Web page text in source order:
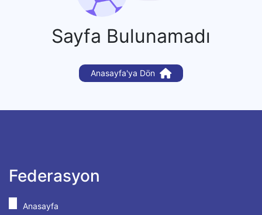
Sayfa Bulunamadı
Anasayfa'ya Dön
Federasyon
Anasayfa